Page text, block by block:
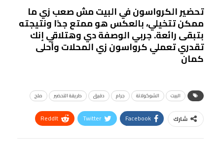
تحضير الكرواسون في البيت مش صعب زي ما
ممكن تتخيلي، بالعكس هو ممتع جدًا ونتيجته
بتبقى رائعة. جربي الوصفة دي وهتلاقي إنك
تقدري تعملي كرواسون زي المحلات وأحلى
كمان
البيت الشوكولاتة جرام دقيق طريقة التحضير ملح
شارك Facebook
Twitter
ReddIt